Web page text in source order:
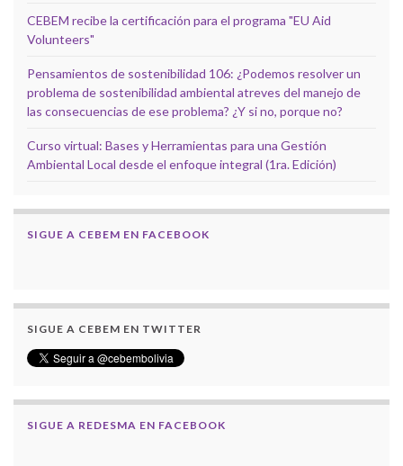
CEBEM recibe la certificación para el programa "EU Aid
Volunteers"
Pensamientos de sostenibilidad 106: ¿Podemos resolver un
problema de sostenibilidad ambiental atreves del manejo de
las consecuencias de ese problema? ¿Y si no, porque no?
Curso virtual: Bases y Herramientas para una Gestión
Ambiental Local desde el enfoque integral (1ra. Edición)
SIGUE A CEBEM EN FACEBOOK
SIGUE A CEBEM EN TWITTER
SIGUE A REDESMA EN FACEBOOK